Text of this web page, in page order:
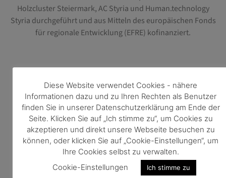
Holzcluster Steiermark, AC Styria und Human.technology
Styria durchgeführt und aus Mitteln des europäischen Fonds
für regionale Entwicklung (EFRE) kofinanziert.
Funded by
Diese Website verwendet Cookies - nähere
Informationen dazu und zu Ihren Rechten als Benutzer
finden Sie in unserer Datenschutzerklärung am Ende der
Seite. Klicken Sie auf „Ich stimme zu“, um Cookies zu
akzeptieren und direkt unsere Webseite besuchen zu
können, oder klicken Sie auf „Cookie-Einstellungen“, um
Ihre Cookies selbst zu verwalten.
Cookie-Einstellungen
Ich stimme zu